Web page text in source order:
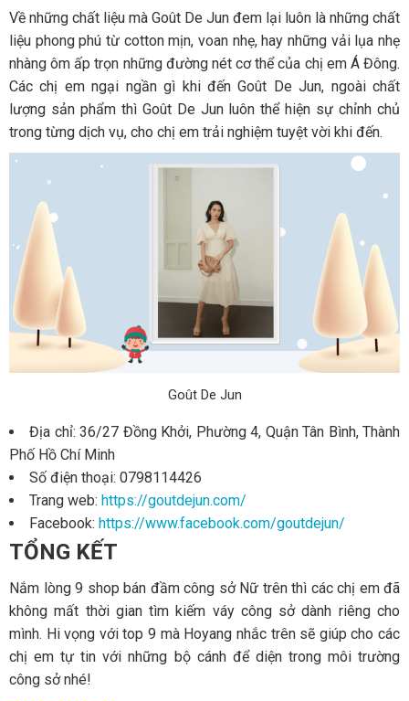
Về những chất liệu mà Goût De Jun đem lại luôn là những chất
liệu phong phú từ cotton mịn, voan nhẹ, hay những vải lụa nhẹ
nhàng ôm ấp trọn những đường nét cơ thể của chị em Á Đông.
Các chị em ngại ngần gì khi đến Goût De Jun, ngoài chất
lượng sản phẩm thì Goût De Jun luôn thể hiện sự chỉnh chủ
trong từng dịch vụ, cho chị em trải nghiệm tuyệt vời khi đến.
Goût De Jun
Địa chỉ: 36/27 Đồng Khởi, Phường 4, Quận Tân Bình, Thành
Phố Hồ Chí Minh
Số điện thoại: 0798114426
Trang web: https://goutdejun.com/
Facebook: https://www.facebook.com/goutdejun/
TỔNG KẾT
Nắm lòng 9 shop bán đầm công sở Nữ trên thì các chị em đã
không mất thời gian tìm kiếm váy công sở dành riêng cho
mình. Hi vọng với top 9 mà Hoyang nhắc trên sẽ giúp cho các
chị em tự tin với những bộ cánh để diện trong môi trường
công sở nhé!